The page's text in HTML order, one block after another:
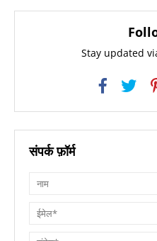
Stay updated
संपर्क फ़ॉर्म